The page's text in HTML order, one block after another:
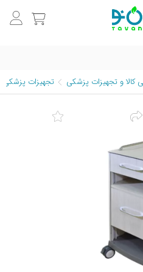
کالا و تجهیزات پزشکی تجهیزات پزشکی